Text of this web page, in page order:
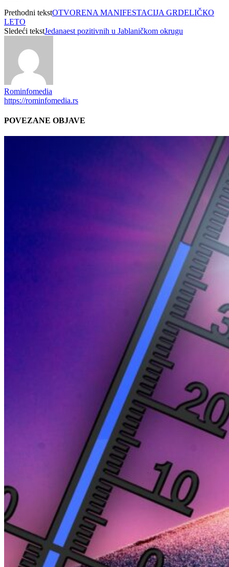
Prethodni tekstOTVORENA MANIFESTACIJA GRDELIČКO
LETO
Sledeći tekstJedanaest pozitivnih u Jablaničkom okrugu
Rominfomedia
https://rominfomedia.rs
POVEZANE OBJAVE